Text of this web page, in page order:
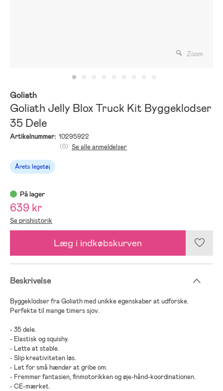
Zoom
Goliath
Goliath Jelly Blox Truck Kit Byggeklodser
35 Dele
Artikelnummer: 10295922
Årets legetøj
(0) Se alle anmeldelser
På lager
639 kr
Se prishistorik
Læg i indkøbskurven
Beskrivelse
Byggeklodser fra Goliath med unikke egenskaber at udforske.
Perfekte til mange timers sjov.
- 35 dele.
- Elastisk og squishy.
- Lette at stable.
- Slip kreativiteten løs.
- Let for små hænder at gribe om.
- Fremmer fantasien, finmotorikken og øje-hånd-koordinationen.
- CE-mærket.